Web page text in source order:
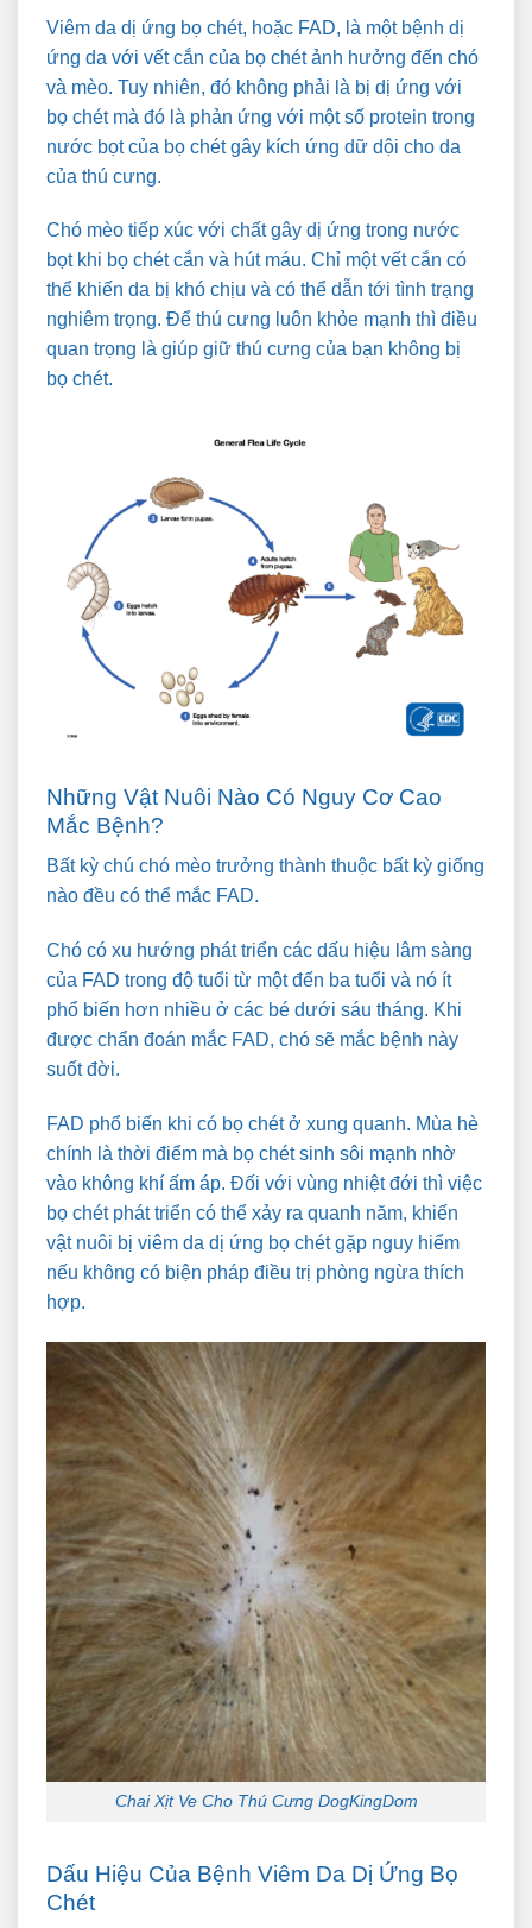
Viêm da dị ứng bọ chét, hoặc FAD, là một bệnh dị
ứng da với vết cắn của bọ chét ảnh hưởng đến chó
và mèo. Tuy nhiên, đó không phải là bị dị ứng với
bọ chét mà đó là phản ứng với một số protein trong
nước bọt của bọ chét gây kích ứng dữ dội cho da
của thú cưng.
Chó mèo tiếp xúc với chất gây dị ứng trong nước
bọt khi bọ chét cắn và hút máu. Chỉ một vết cắn có
thể khiến da bị khó chịu và có thể dẫn tới tình trạng
nghiêm trọng. Để thú cưng luôn khỏe mạnh thì điều
quan trọng là giúp giữ thú cưng của bạn không bị
bọ chét.
Những Vật Nuôi Nào Có Nguy Cơ Cao
Mắc Bệnh?
Bất kỳ chú chó mèo trưởng thành thuộc bất kỳ giống
nào đều có thể mắc FAD.
Chó có xu hướng phát triển các dấu hiệu lâm sàng
của FAD trong độ tuổi từ một đến ba tuổi và nó ít
phổ biến hơn nhiều ở các bé dưới sáu tháng. Khi
được chẩn đoán mắc FAD, chó sẽ mắc bệnh này
suốt đời.
FAD phổ biến khi có bọ chét ở xung quanh. Mùa hè
chính là thời điểm mà bọ chét sinh sôi mạnh nhờ
vào không khí ấm áp. Đối với vùng nhiệt đới thì việc
bọ chét phát triển có thể xảy ra quanh năm, khiến
vật nuôi bị viêm da dị ứng bọ chét gặp nguy hiểm
nếu không có biện pháp điều trị phòng ngừa thích
hợp.
Chai Xịt Ve Cho Thú Cưng DogKingDom
Dấu Hiệu Của Bệnh Viêm Da Dị Ứng Bọ
Chét